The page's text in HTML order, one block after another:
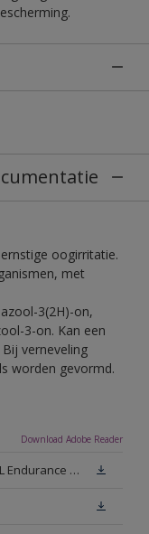
oogirritatie.
met
3(2H)-on,
3-on. Kan een
verneveling
worden gevormd.
Download Adobe Reader
Technisch Informatieblad Rubbol BL Endurance HG (PDF)